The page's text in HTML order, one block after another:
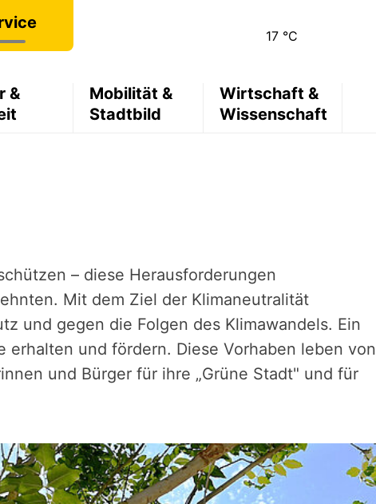
17 °C
&
Mobilität &
Stadtbild
Wirtschaft &
Wissenschaft
– diese Herausforderungen
Mit dem Ziel der Klimaneutralität
und gegen die Folgen des Klimawandels. Ein
und fördern. Diese Vorhaben leben von
und Bürger für ihre „Grüne Stadt" und für